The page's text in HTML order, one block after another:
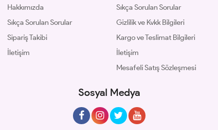
Hakkımızda
Sıkça Sorulan Sorular
Sipariş Takibi
İletişim
Sıkça Sorulan Sorular
Gizlilik ve Kvkk Bilgileri
Kargo ve Teslimat Bilgileri
İletişim
Mesafeli Satış Sözleşmesi
Sosyal Medya